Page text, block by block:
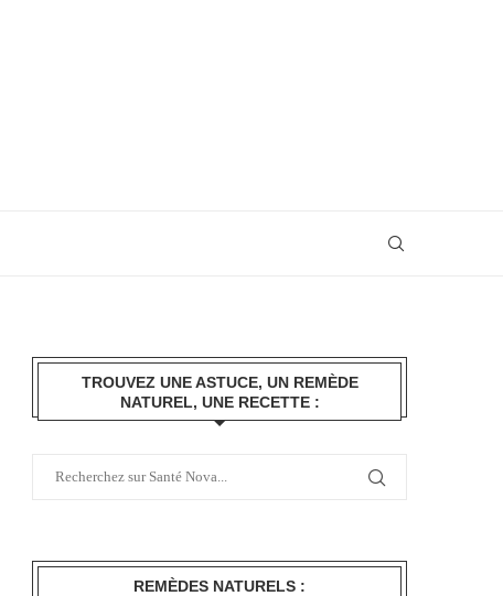
TROUVEZ UNE ASTUCE, UN REMÈDE
NATUREL, UNE RECETTE :
REMÈDES NATURELS :